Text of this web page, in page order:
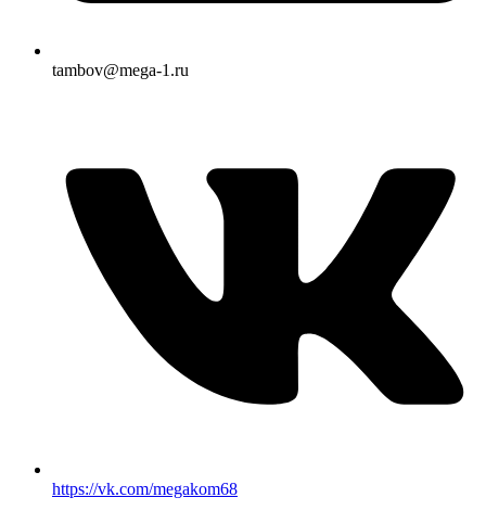
tambov@mega-1.ru
https://vk.com/megakom68